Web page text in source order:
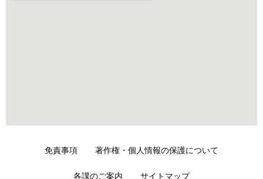
免責事項 著作権・個人情報の保護について
各課のご案内 サイトマップ